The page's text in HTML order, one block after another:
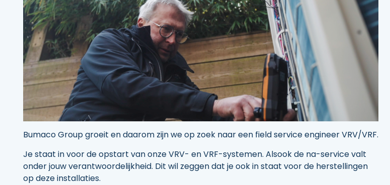
Bumaco Group groeit en daarom zijn we op zoek naar een field service engineer VRV/VRF.
Je staat in voor de opstart van onze VRV- en VRF-systemen. Alsook de na-service valt
onder jouw verantwoordelijkheid. Dit wil zeggen dat je ook in staat voor de herstellingen
op deze installaties.